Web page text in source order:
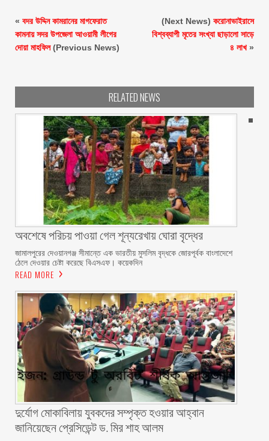
« বদর উদ্দিন কামরানের মাগফেরাত
কামনায় সদর উপজেলা আওয়ামী লীগের
দোয়া মাহফিল(Previous News)
(Next News) করোনাভাইরাসে
বিশ্বব্যাপী মৃতের সংখ্যা ছাড়ালো সাড়ে
৪ লাখ »
RELATED NEWS
অবশেষে পরিচয় পাওয়া গেল শূন্যরেখায় ঘোরা বৃদ্ধের
জামালপুরের দেওয়ানগঞ্জ সীমান্তে এক ভারতীয় মুসলিম বৃদ্ধকে জোরপূর্বক বাংলাদেশে
ঠেলে দেওয়ার চেষ্টা করেছে বিএসএফ। কয়েকদিন
READ MORE
দুর্যোগ মোকাবিলায় যুবকদের সম্পৃক্ত হওয়ার আহ্বান
জানিয়েছেন প্রেসিডেন্ট ড. মির শাহ আলম ‎ ‎